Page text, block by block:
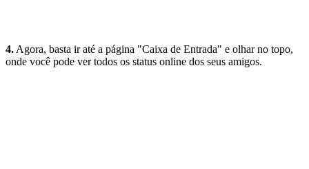
4. Agora, basta ir até a página "Caixa de Entrada" e olhar no topo,
onde você pode ver todos os status online dos seus amigos.